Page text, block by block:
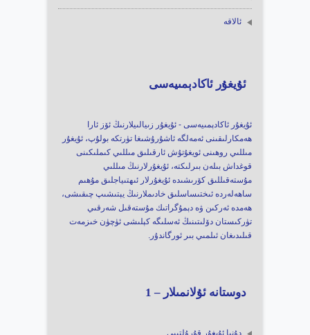
ئالاقە
ئۇيغۇر ئاكادېمىيەسى
ئۇيغۇر ئاكادېمىيەسى - ئۇيغۇر زىيالىيلارنىڭ ئۆز ئارا
ھەمكارلىقىنى ئەمەلگە ئاشۇرۇشىغا تۈرتكە بولۇپ، ئۇيغۇر
مىللىي روھىنى ئويغۇتۇش ئارقىلىق مىللىي كىملىكىنى
قوغداش بىلەن بىرلىكتە، ئۇيغۇرلارنىڭ مىللىي
مۇستەقىللىق كۆرىشىدە ئۇيغۇرلار ئىھتىياجلىق مۇھىم
ساھەلەردە ئىختىساسلىق خادىملارنىڭ يېتىشىپ چىقىشى،
ھەمدە ئەركىن ۋە دېمۇگراتىك مۇستەقىل شەرقىي
تۈركىستان دۆلىتىنىڭ ئەسلىگە كېلىشى ئۈچۈن خىزمەت
قىلىدىغان ئىلمىي بىر ئورگاندۇر.
دوستانە ئۇلانمىلار – 1
دۇنيا ئۇيغۇر قۇرۇلتىيى